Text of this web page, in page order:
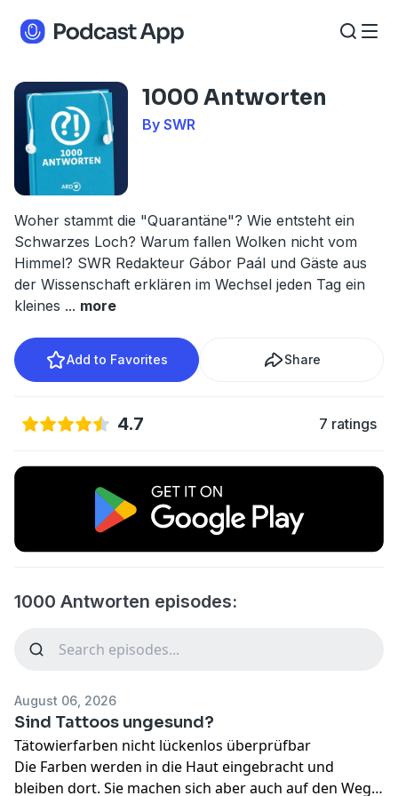
1000 Antworten
By SWR
Woher stammt die "Quarantäne"? Wie entsteht ein
Schwarzes Loch? Warum fallen Wolken nicht vom
Himmel? SWR Redakteur Gábor Paál und Gäste aus
der Wissenschaft erklären im Wechsel jeden Tag ein
kleines ... more
Add to Favorites Share
4.7 7 ratings
1000 Antworten episodes:
August 06, 2026
Sind Tattoos ungesund?
Tätowierfarben nicht lückenlos überprüfbar
Die Farben werden in die Haut eingebracht und
bleiben dort. Sie machen sich aber auch auf den Weg